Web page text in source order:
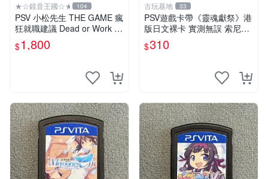
★☆鏡音王國☆★ 104
PSV 小松先生 THE GAME 瘋
狂就職建議 Dead or Work 特
裝版 限定版 日版 日文版 阿
松 松野輕松
$1,800
古玩基地 33
PSV遊戲卡帶《靈魂獻祭》港
版日文裸卡 實測無誤 索尼專
機運行用 靈魂獻祭 PSV 港日
裸卡 卡帶專用機玩
$310